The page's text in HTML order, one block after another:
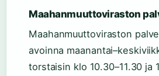
Maahanmuuttoviraston
Maahanmuuttoviraston
avoinna
torstaisin klo 10.30–11.30 ja